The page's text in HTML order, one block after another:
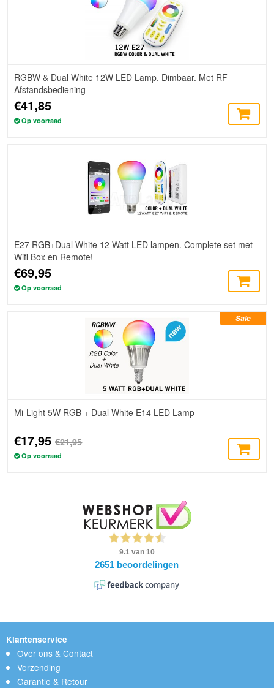
RGBW & Dual White 12W LED Lamp. Dimbaar. Met RF
Afstandsbediening
€41,85
Op voorraad
E27 RGB+Dual White 12 Watt LED lampen. Complete set met
Wifi Box en Remote!
€69,95
Op voorraad
Sale
Mi-Light 5W RGB + Dual White E14 LED Lamp
€17,95€21,95
Op voorraad
Klantenservice
Over ons & Contact
Verzending
Garantie & Retour